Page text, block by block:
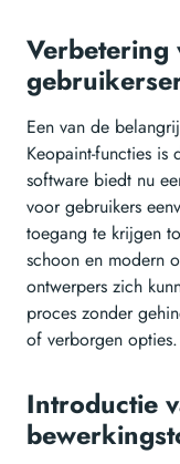
Verbetering
Een van de
Keopaint-functies is
software biedt nu
voor gebruikers
toegang te krijgen
schoon en modern
ontwerpers zich
proces zonder
of verborgen opties.
Introductie